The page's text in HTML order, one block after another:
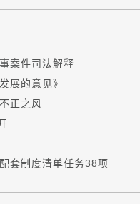
案件司法解释
展的意见》
正之风
套制度清单任务38项